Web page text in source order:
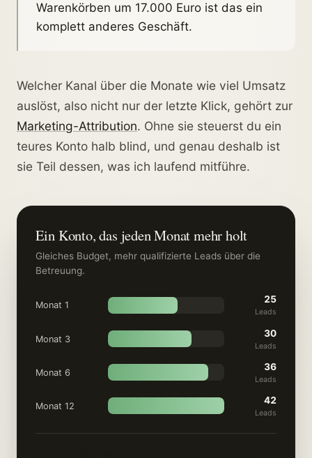
Warenkörben um 17.000 Euro ist das ein
komplett anderes Geschäft.
Welcher Kanal über die Monate wie viel Umsatz
auslöst, also nicht nur der letzte Klick, gehört zur
Marketing-Attribution. Ohne sie steuerst du ein
teures Konto halb blind, und genau deshalb ist
sie Teil dessen, was ich laufend mitführe.
Ein Konto, das jeden Monat mehr holt
Gleiches Budget, mehr qualifizierte Leads über die
Betreuung.
Monat 1
25
Leads
Monat 3
30
Leads
Monat 6
36
Leads
Monat 12
42
Leads